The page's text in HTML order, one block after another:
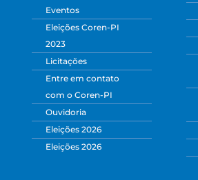
Eventos
Eleições Coren-PI
2023
Licitações
Entre em contato
com o Coren-PI
Ouvidoria
Eleições 2026
Eleições 2026